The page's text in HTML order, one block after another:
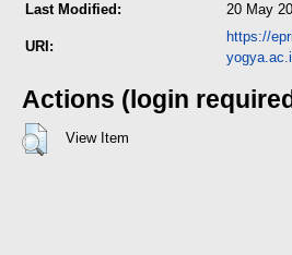
Last Modified:
20 May
URI:
https://
Actions (login
View Item